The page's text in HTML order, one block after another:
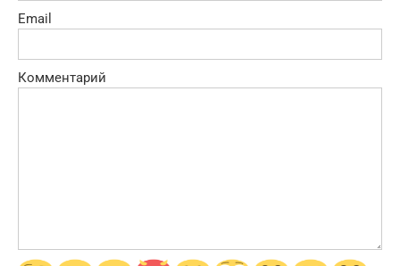
Email
Комментарий